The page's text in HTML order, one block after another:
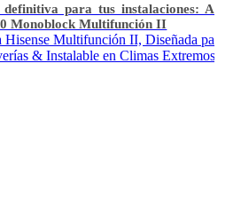
para tus instalaciones:
Monoblock Multifunción II
Hisense Multifunción II, Diseñada para
& Instalable en Climas Extremos